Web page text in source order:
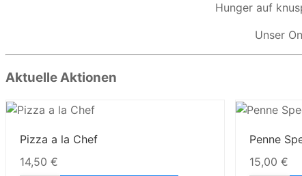
Hunger auf
Unser
Aktuelle Aktionen
Pizza a la Chef
14,50 €
Penne
15,00 €